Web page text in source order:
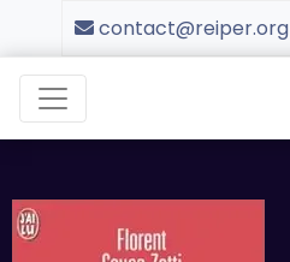
contact@reiper.org